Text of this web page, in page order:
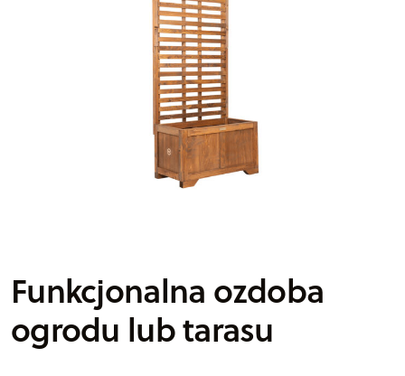
Funkcjonalna ozdoba
ogrodu lub tarasu